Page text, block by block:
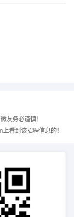
友务必谨慎！
看到该招聘信息的！